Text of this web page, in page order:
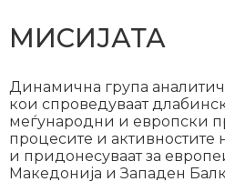
МИСИЈАТА
Динамична група
кои спроведуваат
меѓународни и европски
процесите и
и придонесуваат за
Македонија и Западен